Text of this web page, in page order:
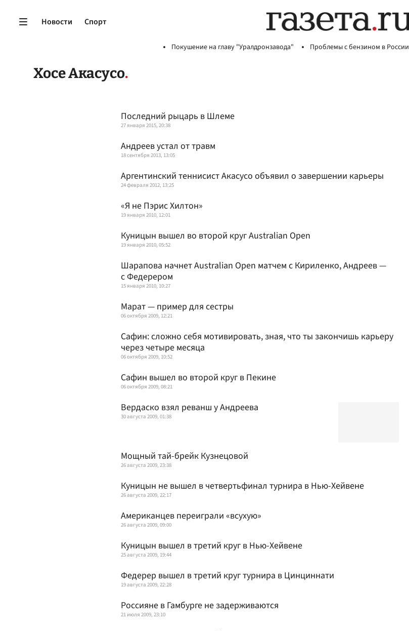
Новости Спорт
Покушение на главу "Уралдронзавода" Проблемы с бензином в России
Хосе Акасусо
Последний рыцарь в Шлеме
27 января 2015, 20:38
Андреев устал от травм
18 сентября 2013, 13:05
Аргентинский теннисист Акасусо объявил о завершении карьеры
24 февраля 2012, 13:25
«Я не Пэрис Хилтон»
19 января 2010, 12:01
Куницын вышел во второй круг Australian Open
19 января 2010, 05:52
Шарапова начнет Australian Open матчем с Кириленко, Андреев —
с Федерером
15 января 2010, 10:27
Марат — пример для сестры
06 октября 2009, 12:21
Сафин: сложно себя мотивировать, зная, что ты закончишь карьеру
через четыре месяца
06 октября 2009, 10:52
Сафин вышел во второй круг в Пекине
06 октября 2009, 08:21
Вердаско взял реванш у Андреева
30 августа 2009, 01:38
Мощный тай-брейк Кузнецовой
26 августа 2009, 23:38
Куницын не вышел в четвертьфинал турнира в Нью-Хейвене
26 августа 2009, 22:17
Американцев переиграли «всухую»
26 августа 2009, 09:00
Куницын вышел в третий круг в Нью-Хейвене
25 августа 2009, 19:44
Федерер вышел в третий круг турнира в Цинциннати
19 августа 2009, 22:28
Россияне в Гамбурге не задерживаются
21 июля 2009, 23:10